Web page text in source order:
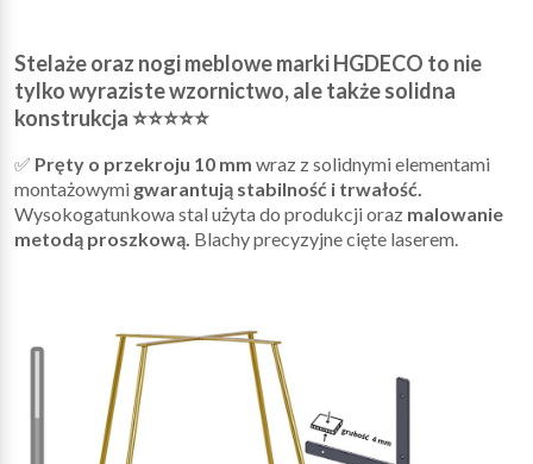
Stelaże oraz nogi meblowe marki HGDECO to nie
tylko wyraziste wzornictwo, ale także solidna
konstrukcja ⭐⭐⭐⭐⭐
✅ Pręty o przekroju 10 mm wraz z solidnymi elementami
montażowymi gwarantują stabilność i trwałość.
Wysokogatunkowa stal użyta do produkcji oraz malowanie
metodą proszkową. Blachy precyzyjne cięte laserem.